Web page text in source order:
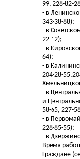
99, 228-82-
- в
343-38-88);
- в
22-12);
- в
64);
- в
204-28-
- в
и
58-65, 227-
- в
228-85-55);
- в
Время
Граждане